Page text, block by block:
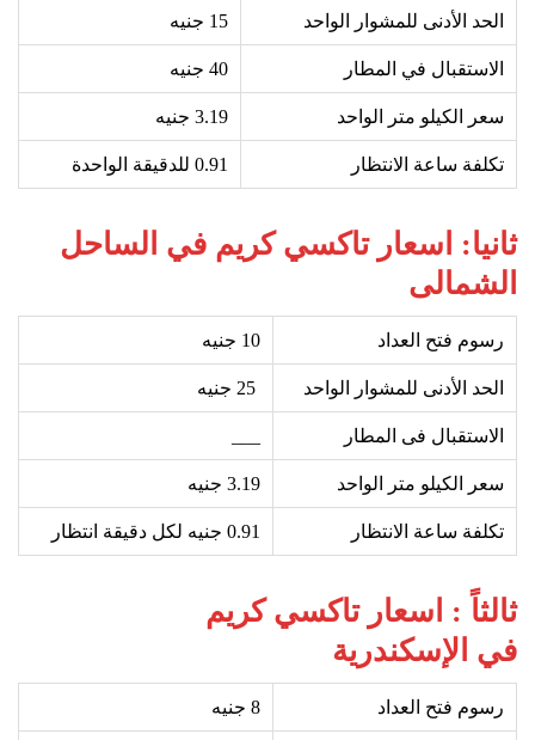
الحد الأدنى للمشوار الواحد 15 جنيه
الاستقبال في المطار 40 جنيه
سعر الكيلو متر الواحد 3.19 جنيه
تكلفة ساعة الانتظار 0.91 للدقيقة الواحدة
ثانيا: اسعار تاكسي كريم في الساحل
الشمالى
رسوم فتح العداد 10 جنيه
الحد الأدنى للمشوار الواحد 25 جنيه
الاستقبال فى المطار
سعر الكيلو متر الواحد 3.19 جنيه
تكلفة ساعة الانتظار 0.91 جنيه لكل دقيقة انتظار
ثالثاً : اسعار تاكسي كريم
في الإسكندرية
رسوم فتح العداد 8 جنيه